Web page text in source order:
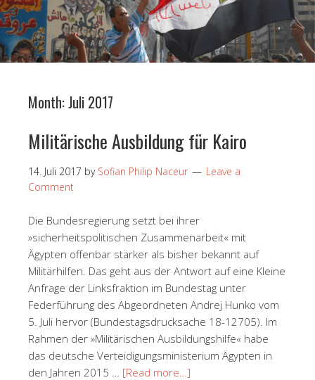
Month:Juli 2017
Militärische Ausbildung für Kairo
14. Juli 2017 by Sofian Philip Naceur
Leave a
Comment
Die Bundesregierung setzt bei ihrer
»sicherheitspolitischen Zusammenarbeit« mit
Ägypten offenbar stärker als bisher bekannt auf
Militärhilfen. Das geht aus der Antwort auf eine Kleine
Anfrage der Linksfraktion im Bundestag unter
Federführung des Abgeordneten Andrej Hunko vom
5. Juli hervor (Bundestagsdrucksache 18-12705). Im
Rahmen der »Militärischen Ausbildungshilfe« habe
das deutsche Verteidigungsministerium Ägypten in
den Jahren 2015 … [Read more…]